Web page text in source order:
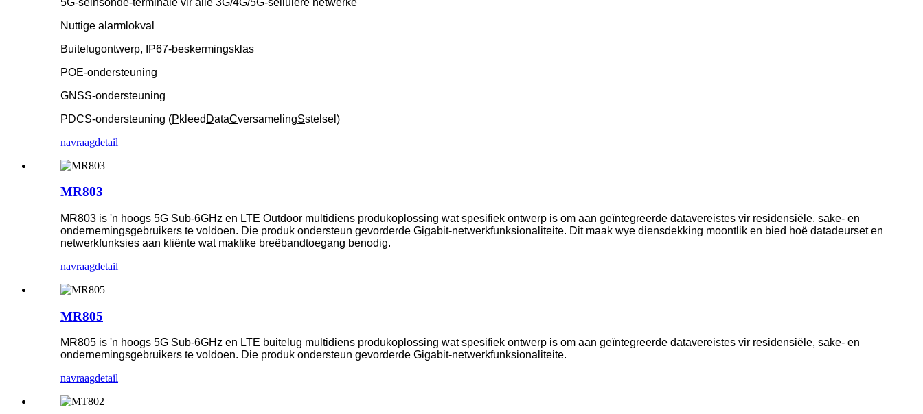
Nuttige alarmlokval
Buitelugontwerp, IP67-beskermingsklas
POE-ondersteuning
GNSS-ondersteuning
PDCS-ondersteuning (Pkleed DataCversamelingSstelsel)
navraagdetail
MR803
MR803 is 'n hoogs 5G Sub-6GHz en LTE Outdoor multidiens produkoplossing wat spesifiek ontwerp is om aan geïntegreerde datavereistes vir residensiële, sake- en
ondernemingsgebruikers te voldoen. Die produk ondersteun gevorderde Gigabit-netwerkfunksionaliteite. Dit maak wye diensdekking moontlik en bied hoë datadeurset en
netwerkfunksies aan kliënte wat maklike breëbandtoegang benodig.
navraagdetail
MR805
MR805 is 'n hoogs 5G Sub-6GHz en LTE buitelug multidiens produkoplossing wat spesifiek ontwerp is om aan geïntegreerde datavereistes vir residensiële, sake- en
ondernemingsgebruikers te voldoen. Die produk ondersteun gevorderde Gigabit-netwerkfunksionaliteite.
navraagdetail